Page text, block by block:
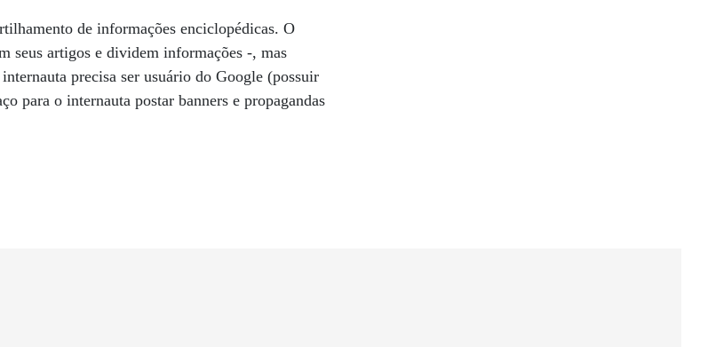
de informações enciclopédicas. O
seus artigos e dividem informações -, mas
precisa ser usuário do Google (possuir
para o internauta postar banners e propagandas